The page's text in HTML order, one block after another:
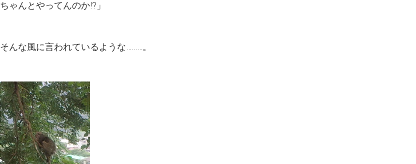
ちゃんとやってんのか!?」
そんな風に言われているような………。